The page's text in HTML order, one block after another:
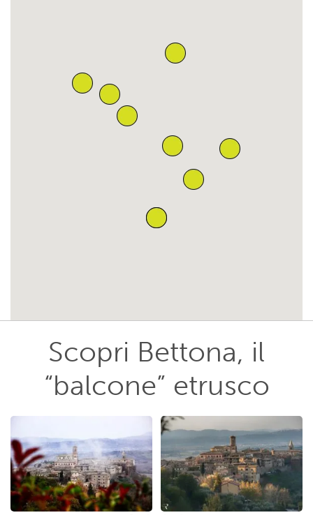
Scopri Bettona, il
“balcone” etrusco